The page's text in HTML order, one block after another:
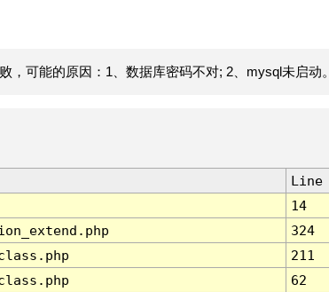
，可能的原因：1、数据库密码不对; 2、mysql未启动。
Line
14
324
211
62